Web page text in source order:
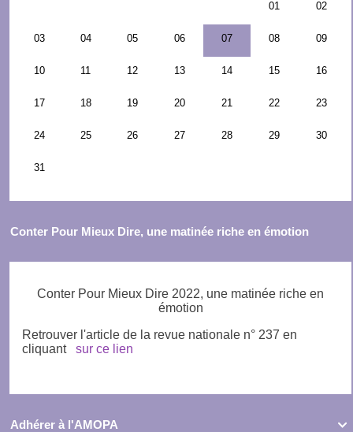
Conter Pour Mieux Dire, une matinée riche en émotion
Conter Pour Mieux Dire 2022, une matinée riche en
émotion
Retrouver l'article de la revue nationale n° 237 en
cliquant
sur ce lien

Adhérer à l'AMOPA